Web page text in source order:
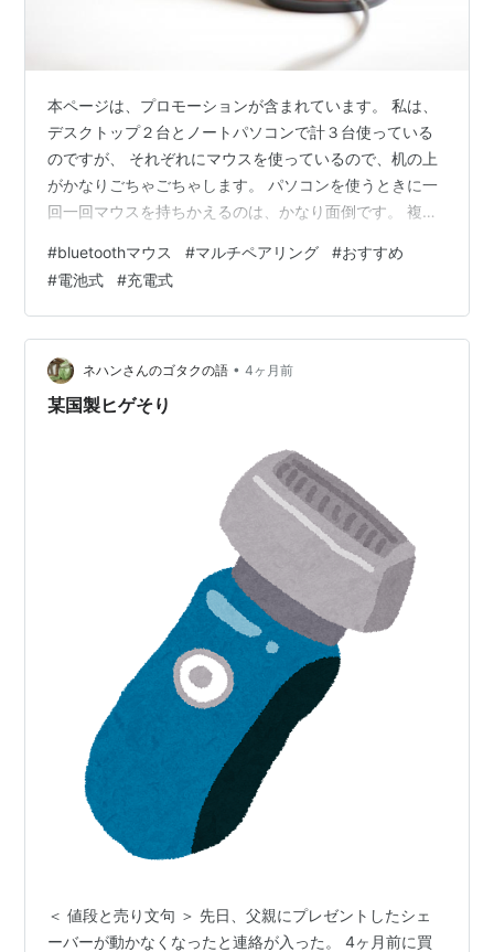
本ページは、プロモーションが含まれています。 私は、
デスクトップ２台とノートパソコンで計３台使っている
のですが、 それぞれにマウスを使っているので、机の上
がかなりごちゃごちゃします。 パソコンを使うときに一
回一回マウスを持ちかえるのは、かなり面倒です。 複数
と机の上も片付き、気持ちも楽になります。 そこで、私
がおすすめするBluetoothでマルチペアリング(複数台接
続)できるマウスを、 電池式と充電式の各々についてラン
キング形式で紹介したいと思います。 Bluetoothでマルチ
ペアリング(複数台接続)できるマウスのおすすめランキン
グベスト５…
#bluetoothマウス #マルチペアリング #おすすめ
#電池式 #充電式
ネハンさんのゴタクの語 • 4ヶ月前
某国製ヒゲそり
＜ 値段と売り文句 ＞ 先日、父親にプレゼントしたシェ
ーバーが動かなくなったと連絡が入った。 4ヶ月前に買